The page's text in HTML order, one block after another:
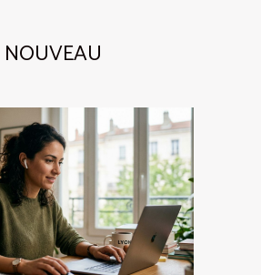
NOUVEAU